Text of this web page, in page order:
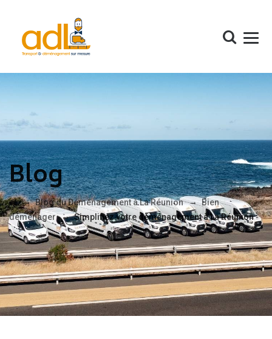
Blog
→Blog du Déménagement à La Réunion→Bien
déménager→Simplifiez votre déménagement à La Réunion